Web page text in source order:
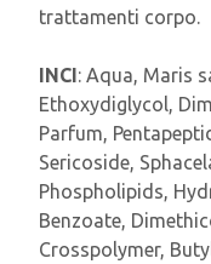
trattamenti corpo.
INCI: Aqua, Maris
Ethoxydiglycol,
Parfum,
Sericoside,
Phospholipids,
Benzoate,
Crosspolymer,